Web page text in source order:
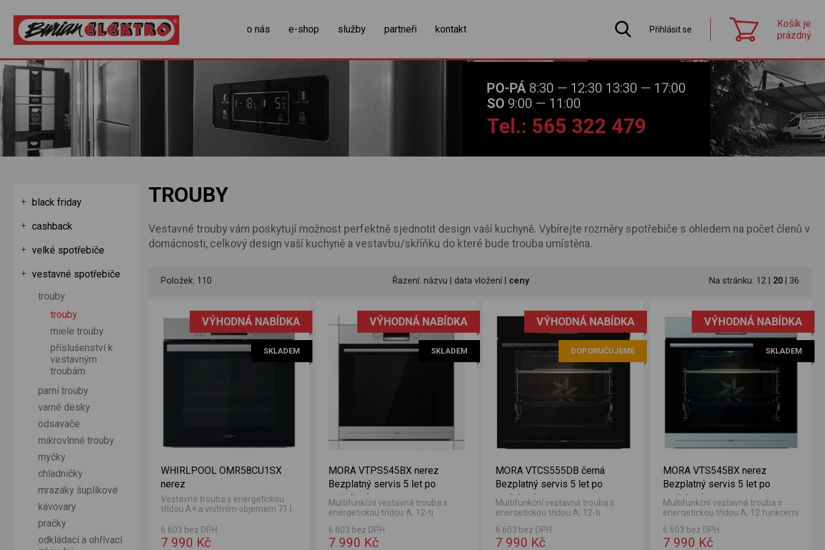
o nás e-shop služby partneři kontakt Přihlásit se
Košík je
prázdný
zobrazit obsah košíku
PO-PÁ 8:30 — 12:30 13:30 — 17:00
SO 9:00 — 11:00
Tel.: 565 322 479
TROUBY
Vestavné trouby vám poskytují možnost perfektně sjednotit design vaší kuchyně. Vybírejte rozměry spotřebiče s ohledem na počet členů v
domácnosti, celkový design vaší kuchyně a vestavbu/skříňku do které bude trouba umístěna.
Položek: 110 Řazení: názvu data vložení| ceny Na stránku: 12 20 36
VÝHODNÁ NABÍDKA
SKLADEM
WHIRLPOOL OMR58CU1SX
nerez
Vestavná trouba s energetickou
třídou A+ a vnitřním objemem 71 l.
6 603 bez DPH
7 990 Kč
VÝHODNÁ NABÍDKA
SKLADEM
MORA VTPS545BX nerez
Bezplatný servis 5 let po
registraci
Multifunkční vestavná trouba s
energetickou třídou A, 12-ti
6 603 bez DPH
7 990 Kč
VÝHODNÁ NABÍDKA
DOPORUČUJEME
MORA VTCS555DB černá
Bezplatný servis 5 let po
registraci
Multifunkční vestavná trouba s
energetickou třídou A, 12-ti
6 603 bez DPH
7 990 Kč
VÝHODNÁ NABÍDKA
SKLADEM
MORA VTS545BX nerez
Bezplatný servis 5 let po
registraci
Multifunkční vestavná trouba s
energetickou třídou A, 12 funkcemi
6 603 bez DPH
7 990 Kč
Bezplatný servis 5 let po registraci
black friday
cashback
velké spotřebiče
vestavné spotřebiče
trouby
trouby
miele trouby
příslušenství k
vestavným
troubám
parní trouby
varné desky
odsavače
mikrovlnné trouby
myčky
chladničky
mrazáky šuplíkové
kávovary
pračky
odkládací a ohřívací